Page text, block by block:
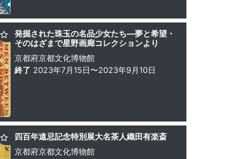
発掘された珠玉の名品少女たち—夢と希望・
そのはざまで星野画廊コレクションより
京都府京都文化博物館
終了 2023年7月15日〜2023年9月10日
四百年遠忌記念特別展大名茶人織田有楽斎
京都府京都文化博物館